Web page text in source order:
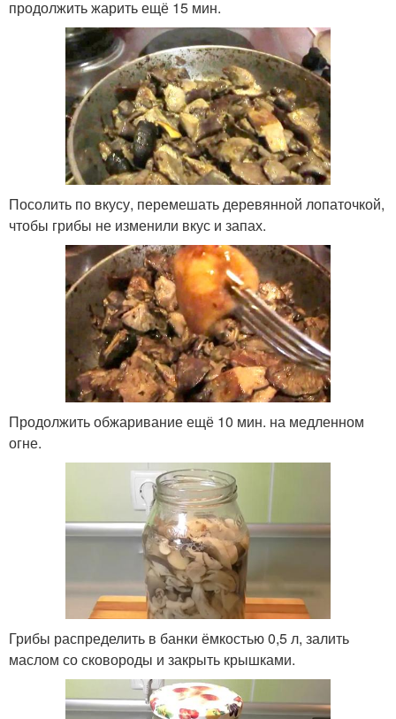
продолжить жарить ещё 15 мин.
Посолить по вкусу, перемешать деревянной лопаточкой,
чтобы грибы не изменили вкус и запах.
Продолжить обжаривание ещё 10 мин. на медленном
огне.
Грибы распределить в банки ёмкостью 0,5 л, залить
маслом со сковороды и закрыть крышками.